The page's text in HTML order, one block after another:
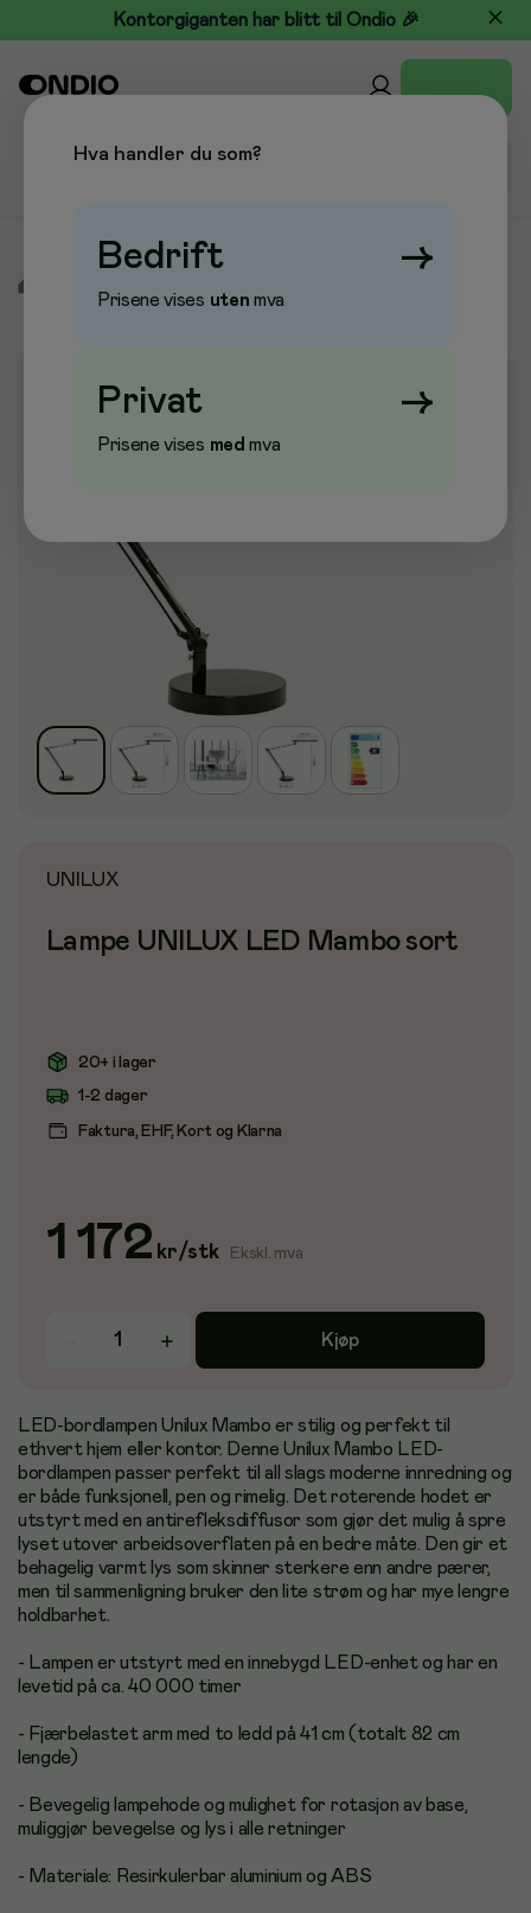
Kontorgiganten har blitt til Ondio 🎉
UNILUX
Lampe UNILUX LED Mambo sort
20+ i lager
1-2 dager
Faktura, EHF, Kort og Klarna
1 172 kr/stk Ekskl. mva
Kjøp
LED-bordlampen Unilux Mambo er stilig og perfekt til
ethvert hjem eller kontor. Denne Unilux Mambo LED-
bordlampen passer perfekt til all slags moderne innredning og
er både funksjonell, pen og rimelig. Det roterende hodet er
utstyrt med en antirefleksdiffusor som gjør det mulig å spre
lyset utover arbeidsoverflaten på en bedre måte. Den gir et
behagelig varmt lys som skinner sterkere enn andre pærer,
men til sammenligning bruker den lite strøm og har mye lengre
holdbarhet.
- Lampen er utstyrt med en innebygd LED-enhet og har en
levetid på ca. 40 000 timer
- Fjærbelastet arm med to ledd på 41 cm (totalt 82 cm
lengde)
- Bevegelig lampehode og mulighet for rotasjon av base,
muliggjør bevegelse og lys i alle retninger
- Materiale: Resirkulerbar aluminium og ABS
Hva handler du som?
Bedrift →
Prisene vises uten mva
Privat →
Prisene vises med mva